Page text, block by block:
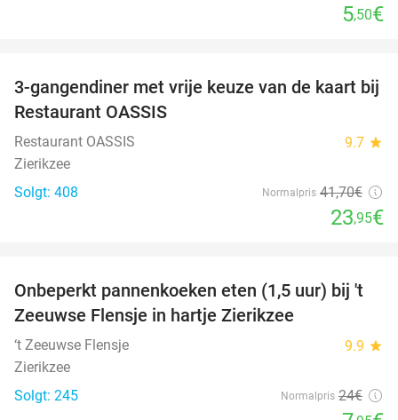
5,50€
43%
3-gangendiner met vrije keuze van de kaart bij
Restaurant OASSIS
Restaurant OASSIS 9.7 star
Zierikzee
Solgt: 408
Normalpris 41,70€
23,95€
67%
Onbeperkt pannenkoeken eten (1,5 uur) bij 't
Zeeuwse Flensje in hartje Zierikzee
‘t Zeeuwse Flensje 9.9 star
Zierikzee
Solgt: 245
Normalpris 24€